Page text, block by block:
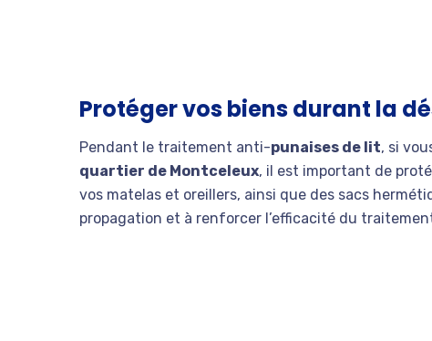
Protéger vos biens durant la
Pendant le traitement anti-punaises de lit, si
quartier de Montceleux, il est important de
vos matelas et oreillers, ainsi que des sacs
propagation et à renforcer l’efficacité du